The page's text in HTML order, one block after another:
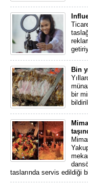
Bin
bir
taslarında servis edildiği